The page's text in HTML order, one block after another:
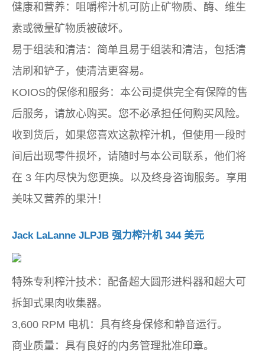
健康和营养：咀嚼榨汁机可防止矿物质、酶、维生
素或微量矿物质被破坏。
易于组装和清洁：简单且易于组装和清洁，包括清
洁刷和铲子，使清洁更容易。
KOIOS的保修和服务：本公司提供完全有保障的售
后服务，请放心购买。您不必承担任何购买风险。
收到货后，如果您喜欢这款榨汁机，但使用一段时
间后出现零件损坏，请随时与本公司联系，他们将
在 3 年内尽快为您更换。以及终身咨询服务。享用
美味又营养的果汁！
Jack LaLanne JLPJB 强力榨汁机 344 美元
特殊专利榨汁技术：配备超大圆形进料器和超大可
拆卸式果肉收集器。
3,600 RPM 电机：具有终身保修和静音运行。
商业质量：具有良好的内务管理批准印章。